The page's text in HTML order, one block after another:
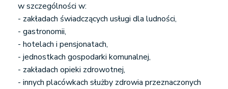
w szczególności w:
- zakładach świadczących usługi dla ludności,
- gastronomii,
- hotelach i pensjonatach,
- jednostkach gospodarki komunalnej,
- zakładach opieki zdrowotnej,
- innych placówkach służby zdrowia przeznaczonych